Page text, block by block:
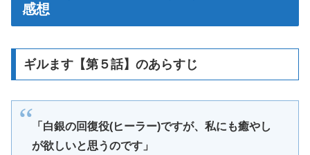
感想
ギルます【第５話】のあらすじ
「白銀の回復役(ヒーラー)ですが、私にも癒やし
が欲しいと思うのです」